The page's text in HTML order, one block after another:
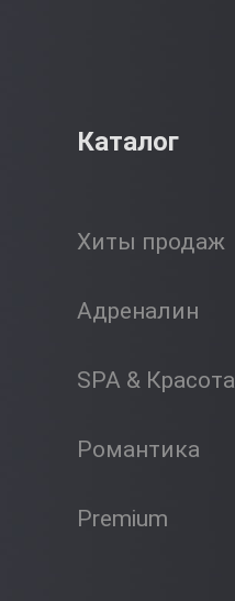
Каталог
Хиты продаж
Адреналин
SPA & Красота
Романтика
Premium